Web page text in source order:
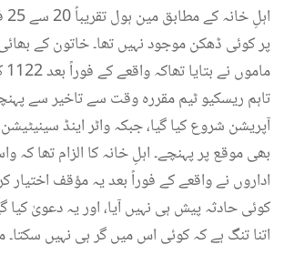
پر کوئی ڈھکن موجود نہیں تھا۔ خاتون کے
تاہم ریسکیو ٹیم مقررہ وقت سے تاخیر سے
آپریشن شروع کیا گیا، جبکہ واٹر اینڈ
بھی موقع پر پہنچے۔ اہلِ خانہ کا الزام تھا کہ
اداروں نے واقعے کے فوراً بعد یہ مؤقف اختیار
کوئی حادثہ پیش ہی نہیں آیا، اور یہ دعویٰ کیا
اتنا تنگ ہے کہ کوئی اس میں گر ہی نہیں سکتا۔